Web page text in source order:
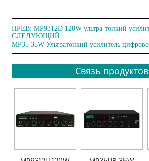
ПРЕВ:
СЛЕДУЮЩИЙ:
Связь продуктов